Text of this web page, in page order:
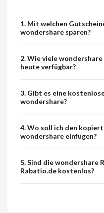
1. Mit welchen
wondershare sparen?
2. Wie viele
heute verfügbar?
3. Gibt es eine
wondershare?
4. Wo soll ich den
wondershare einfügen?
5. Sind die wondershare
Rabatio.de kostenlos?